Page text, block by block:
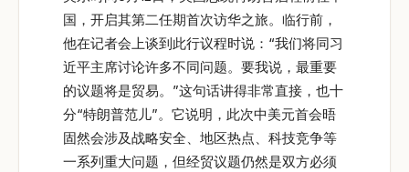
国，开启其第二任期首次访华之旅。临行前，
他在记者会上谈到此行议程时说：“我们将同习
近平主席讨论许多不同问题。要我说，最重要
的议题将是贸易。”这句话讲得非常直接，也十
分“特朗普范儿”。它说明，此次中美元首会晤
固然会涉及战略安全、地区热点、科技竞争等
一系列重大问题，但经贸议题仍然是双方必须